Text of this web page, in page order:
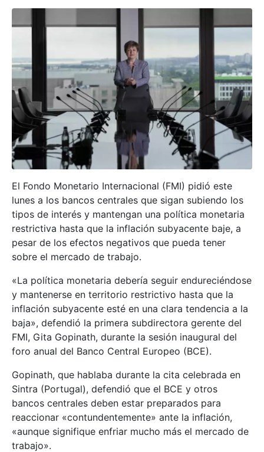
El Fondo Monetario Internacional (FMI) pidió este
lunes a los bancos centrales que sigan subiendo los
tipos de interés y mantengan una política monetaria
restrictiva hasta que la inflación subyacente baje, a
pesar de los efectos negativos que pueda tener
sobre el mercado de trabajo.
«La política monetaria debería seguir endureciéndose
y mantenerse en territorio restrictivo hasta que la
inflación subyacente esté en una clara tendencia a la
baja», defendió la primera subdirectora gerente del
FMI, Gita Gopinath, durante la sesión inaugural del
foro anual del Banco Central Europeo (BCE).
Gopinath, que hablaba durante la cita celebrada en
Sintra (Portugal), defendió que el BCE y otros
bancos centrales deben estar preparados para
reaccionar «contundentemente» ante la inflación,
«aunque signifique enfriar mucho más el mercado de
trabajo».